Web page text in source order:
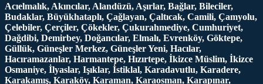
Acıelmalık, Akıncılar, Alandüzü, Aşırlar, Bağlar, Bileciler,
Budaklar, Büyükhataplı, Çağlayan, Çaltıcak, Camili, Çamyolu,
Çelebiler, Çerçiler, Çökekler, Çukurahmediye, Cumhuriyet,
Dağdibi, Demirbey, Doğancılar, Elmalı, Evrenköy, Göktepe,
Güllük, Güneşler Merkez, Güneşler Yeni, Hacılar,
Hacıramazanlar, Harmantepe, Hızırtepe, İkizce Müslim, İkizce
Osmaniye, İlyaslar, Işıklar, İstiklal, Karadavutlu, Karadere,
Karakamış, Karaköy, Karaman, Karaosman, Karapınar,